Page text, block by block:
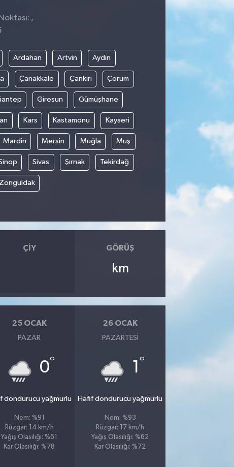
,
Ardahan Artvin Aydın
Çanakkale Çankırı Çorum
Giresun Gümüşhane
Kars Kastamonu Kayseri
Mardin Mersin Muğla Muş
Sivas Şırnak Tekirdağ
Zonguldak
ÇIY GÖRÜŞ
km
25 OCAK
PAZAR
0°
dondurucu yağmurlu
Nem: %91
Rüzgar: 14 km/h
Yağış Olasılığı: %61
Kar Olasılığı: %78
26 OCAK
PAZARTESI
1 °
Hafif dondurucu yağmurlu
Nem: %93
Rüzgar: 17 km/h
Yağış Olasılığı: %62
Kar Olasılığı: %72